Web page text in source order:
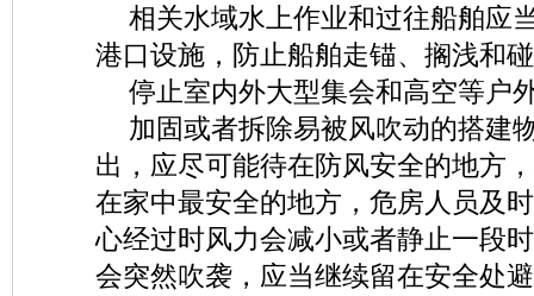
相关水域水上作业和过往船舶应
港口设施，防止船舶走锚、搁浅和
停止室内外大型集会和高空等户
加固或者拆除易被风吹动的搭建
出，应尽可能待在防风安全的地方
在家中最安全的地方，危房人员及
心经过时风力会减小或者静止一段
会突然吹袭，应当继续留在安全处